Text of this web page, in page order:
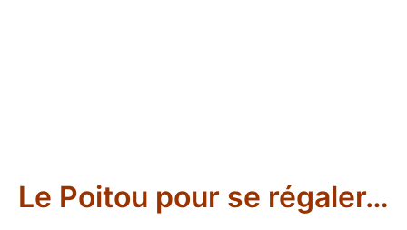
Le Poitou pour se régaler…